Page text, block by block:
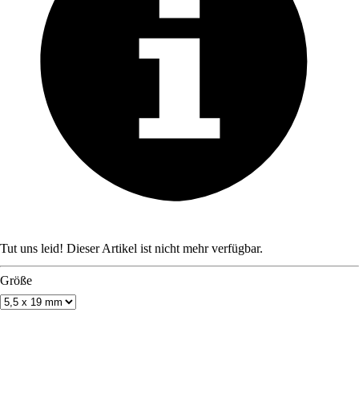
Tut uns leid! Dieser Artikel ist nicht mehr verfügbar.
Größe